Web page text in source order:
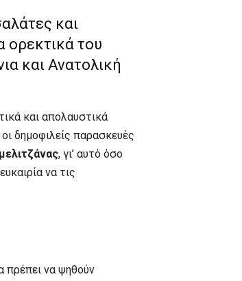
και
ορεκτικά του
και Ανατολική
και απολαυστικά
δημοφιλείς παρασκευές
, γι’ αυτό όσο
να τις
πρέπει να ψηθούν